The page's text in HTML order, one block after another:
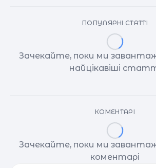
ПОПУЛЯРНІ СТАТТІ
Зачекайте, поки ми
найцікавіші
КОМЕНТАРІ
Зачекайте, поки ми
коментарі